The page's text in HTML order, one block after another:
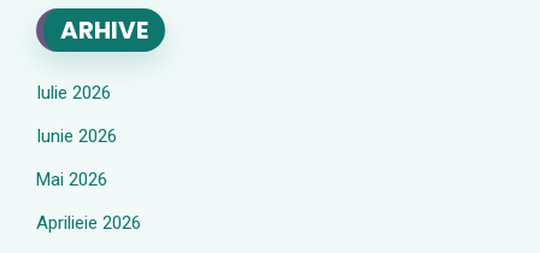
ARHIVE
Iulie 2026
Iunie 2026
Mai 2026
Aprilieie 2026